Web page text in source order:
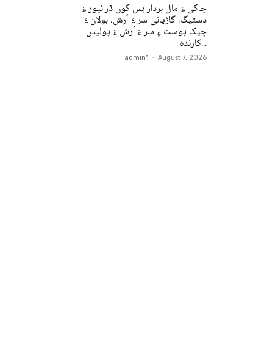
چاگی ءَ مال بردار بس گوں ڈرائیور ءَ
دستیگ، گاڑیانی سر ءَ اُرش، بولان ءَ
چیک پوسٹ ءِ سر ءَ اُرش ءَ پولیس
کارندہ...
admin1 - August 7, 2026